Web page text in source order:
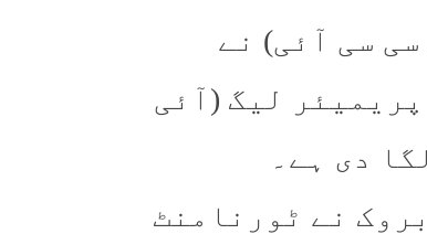
سی آئی) نے
لیگ (آئی
دی ہے۔
نے ٹورنامنٹ